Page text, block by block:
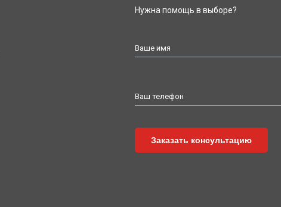
Нужна помощь в выборе?
Ваше имя
Ваш телефон